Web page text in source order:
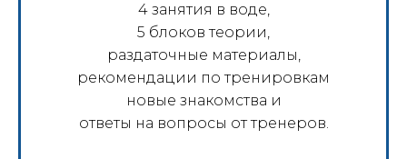
4 занятия в воде,
5 блоков теории,
раздаточные материалы,
рекомендации по тренировкам
новые знакомства и
ответы на вопросы от тренеров.